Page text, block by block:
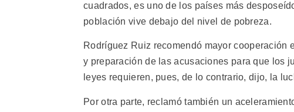
cuadrados, es uno de los países más
población vive debajo del nivel de pobreza.
Rodríguez Ruiz recomendó mayor
y preparación de las acusaciones para que los
leyes requieren, pues, de lo contrario, dijo, la
Por otra parte, reclamó también un